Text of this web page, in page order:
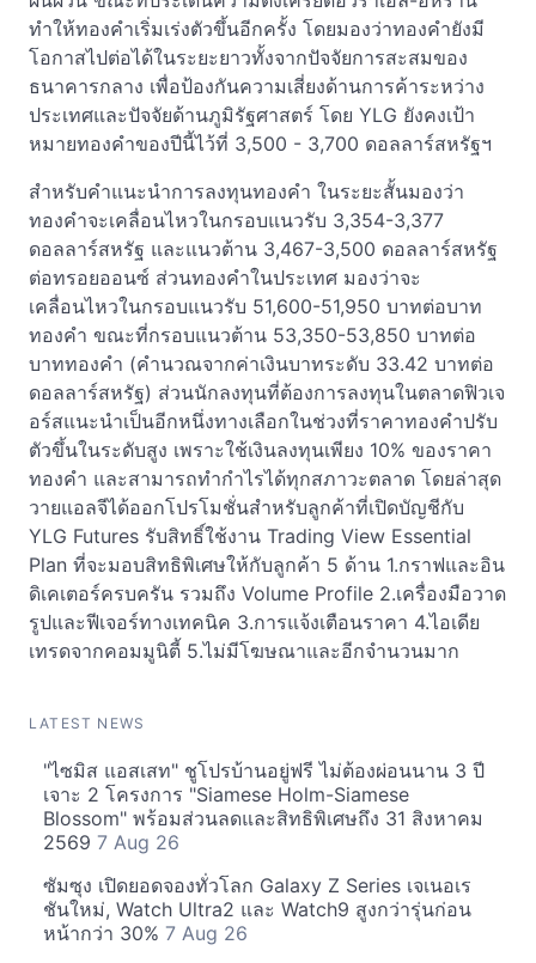
ทำให้ทองคำเริ่มเร่งตัวขึ้นอีกครั้ง โดยมองว่าทองคำยังมี
โอกาสไปต่อได้ในระยะยาวทั้งจากปัจจัยการสะสมของ
ธนาคารกลาง เพื่อป้องกันความเสี่ยงด้านการค้าระหว่าง
ประเทศและปัจจัยด้านภูมิรัฐศาสตร์ โดย YLG ยังคงเป้า
หมายทองคำของปีนี้ไว้ที่ 3,500 - 3,700 ดอลลาร์สหรัฐฯ
สำหรับคำแนะนำการลงทุนทองคำ ในระยะสั้นมองว่า
ทองคำจะเคลื่อนไหวในกรอบแนวรับ 3,354-3,377
ดอลลาร์สหรัฐ และแนวต้าน 3,467-3,500 ดอลลาร์สหรัฐ
ต่อทรอยออนซ์ ส่วนทองคำในประเทศ มองว่าจะ
เคลื่อนไหวในกรอบแนวรับ 51,600-51,950 บาทต่อบาท
ทองคำ ขณะที่กรอบแนวต้าน 53,350-53,850 บาทต่อ
บาททองคำ (คำนวณจากค่าเงินบาทระดับ 33.42 บาทต่อ
ดอลลาร์สหรัฐ) ส่วนนักลงทุนที่ต้องการลงทุนในตลาดฟิวเจ
อร์สแนะนำเป็นอีกหนึ่งทางเลือกในช่วงที่ราคาทองคำปรับ
ตัวขึ้นในระดับสูง เพราะใช้เงินลงทุนเพียง 10% ของราคา
ทองคำ และสามารถทำกำไรได้ทุกสภาวะตลาด โดยล่าสุด
วายแอลจีได้ออกโปรโมชั่นสำหรับลูกค้าที่เปิดบัญชีกับ
YLG Futures รับสิทธิ์ใช้งาน Trading View Essential
Plan ที่จะมอบสิทธิพิเศษให้กับลูกค้า 5 ด้าน 1.กราฟและอิน
ดิเคเตอร์ครบครัน รวมถึง Volume Profile 2.เครื่องมือวาด
รูปและฟีเจอร์ทางเทคนิค 3.การแจ้งเตือนราคา 4.ไอเดีย
เทรดจากคอมมูนิตี้ 5.ไม่มีโฆษณาและอีกจำนวนมาก
LATEST NEWS
"ไซมิส แอสเสท" ชูโปรบ้านอยู่ฟรี ไม่ต้องผ่อนนาน 3 ปี
เจาะ 2 โครงการ "Siamese Holm-Siamese
Blossom" พร้อมส่วนลดและสิทธิพิเศษถึง 31 สิงหาคม
2569 7 Aug 26
ซัมซุง เปิดยอดจองทั่วโลก Galaxy Z Series เจเนอเร
ชันใหม่, Watch Ultra2 และ Watch9 สูงกว่ารุ่นก่อน
หน้ากว่า 30% 7 Aug 26